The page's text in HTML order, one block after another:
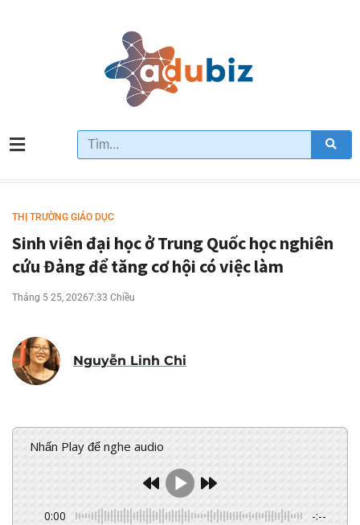
THỊ TRƯỜNG GIÁO DỤC
Sinh viên đại học ở Trung Quốc học nghiên
cứu Đảng để tăng cơ hội có việc làm
Tháng 5 25, 20267:33 Chiều
Nguyễn Linh Chi
Nhấn Play để nghe audio
0:00 -:--